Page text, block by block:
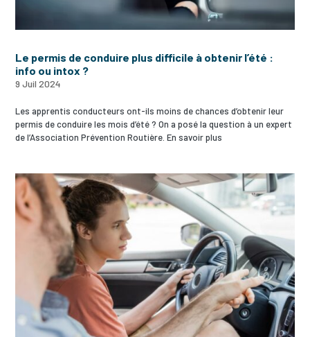
Le permis de conduire plus difficile à obtenir l’été :
info ou intox ?
9 Juil 2024
Les apprentis conducteurs ont-ils moins de chances d’obtenir leur
permis de conduire les mois d’été ? On a posé la question à un expert
de l’Association Prévention Routière. En savoir plus